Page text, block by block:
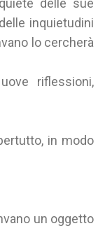
delle sue
inquietudini
lo cercherà
riflessioni,
in modo
un oggetto